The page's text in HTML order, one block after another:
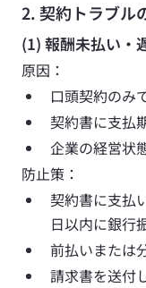
2. 契約トラブル
(1) 報酬未払い・
原因：
口頭契約のみ
契約書に支払
企業の経営状
防止策：
契約書に支払
日以内に銀行
前払いまたは
請求書を送付